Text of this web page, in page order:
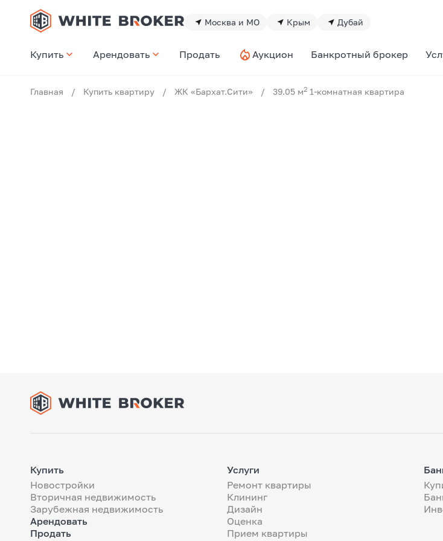
Москва и МО Крым Дубай
Купить Арендовать Продать Аукцион Банкротный брокер
Главная / Купить квартиру / ЖК «Бархат.Сити» / 39.05 м2 1-комнатная квартира
Купить
Новостройки
Вторичная недвижимость
Зарубежная недвижимость
Арендовать
Продать
Услуги
Ремонт квартиры
Клининг
Дизайн
Оценка
Прием квартиры